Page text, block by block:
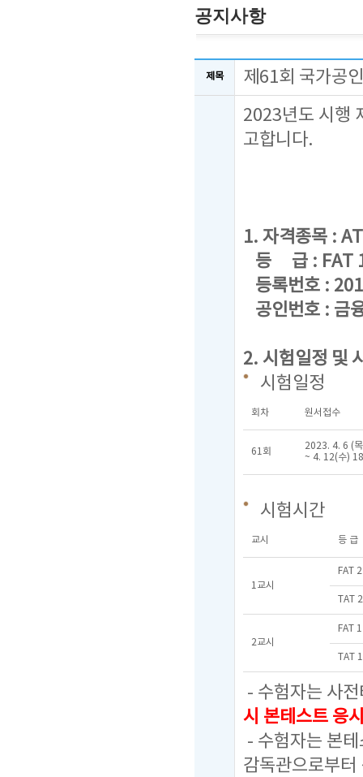
공지사항
제목 제61회 국가공
2023년도 시행
고합니다.
1. 자격종목 :
등 급 : FAT 1
등록번호 :
공인번호 : 금
2. 시험일정 및
시험일정
회차 원서접수
61회
2023. 4. 6 (
~ 4. 12(수)
시험시간
교시 등 급
1교시
FAT
TAT
2교시
FAT
TAT
- 수험자는 사
시 본테스트 응
- 수험자는 본
감독관으로부